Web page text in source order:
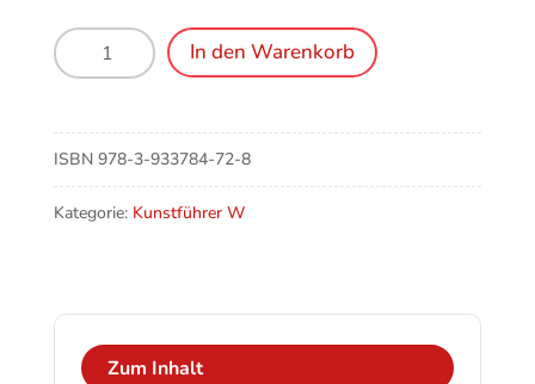
Wangen,
Sankt
und
Rosenkranzkapelle
Menge
In den Warenkorb
ISBN 978-3-933784-72-8
Kategorie: Kunstführer W
Zum Inhalt